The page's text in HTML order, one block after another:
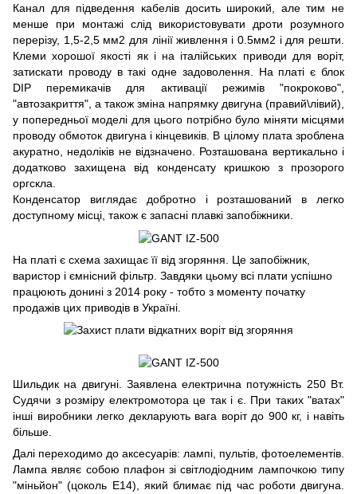
Канал для підведення кабелів досить широкий, але тим не
менше при монтажі слід використовувати дроти розумного
перерізу, 1,5-2,5 мм2 для лінії живлення і 0.5мм2 і для решти.
Клеми хорошої якості як і на італійських приводи для воріт,
затискати проводу в такі одне задоволення. На платі є блок
DIP перемикачів для активації режимів "покроково",
"автозакриття", а також зміна напрямку двигуна (правий\лівий),
у попередньої моделі для цього потрібно було міняти місцями
проводу обмоток двигуна і кінцевиків. В цілому плата зроблена
акуратно, недоліків не відзначено. Розташована вертикально і
додатково захищена від конденсату кришкою з прозорого
оргскла.
Конденсатор виглядає добротно і розташований в легко
доступному місці, також є запасні плавкі запобіжники.
На платі є схема захищає її від згоряння. Це запобіжник,
варистор і ємнісний фільтр. Завдяки цьому всі плати успішно
працюють донині з 2014 року - тобто з моменту початку
продажів цих приводів в Україні.
Шильдик на двигуні. Заявлена електрична потужність 250 Вт.
Судячи з розміру електромотора це так і є. При таких "ватах"
інші виробники легко декларують вага воріт до 900 кг, і навіть
більше.
Далі переходимо до аксесуарів: лампі, пультів, фотоелементів.
Лампа являє собою плафон зі світлодіодним лампочкою типу
"міньйон" (цоколь Е14), який блимає під час роботи двигуна.